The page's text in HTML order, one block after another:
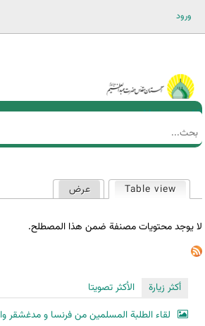
ورود
Main men-AR
استمارة
‏
الأساسية
Table view(علامة التبويب النشطة)
عرض
لا يوجد محتويات مصنفة ضمن هذا المصطلح.
أكثر زيارة
الأكثر تصويتا
لقاء الطلبة المسلمين من فرنسا و مدغشقر